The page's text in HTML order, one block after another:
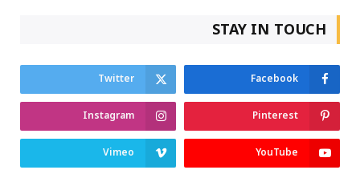
STAY IN TOUCH
Facebook
Twitter
Pinterest
Instagram
YouTube
Vimeo